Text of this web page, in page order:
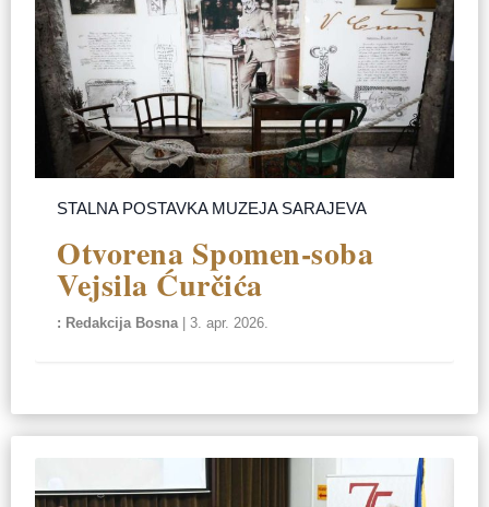
STALNA POSTAVKA MUZEJA SARAJEVA
Otvorena Spomen-soba
Vejsila Ćurčića
Redakcija Bosna|3. apr. 2026.